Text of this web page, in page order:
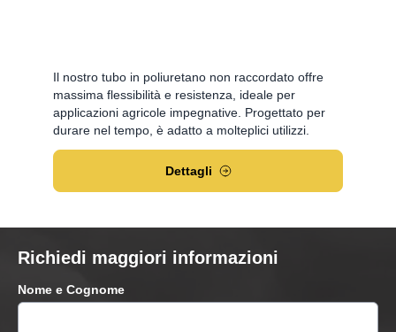
Il nostro tubo in poliuretano non raccordato offre
massima flessibilità e resistenza, ideale per
applicazioni agricole impegnative. Progettato per
durare nel tempo, è adatto a molteplici utilizzi.
Dettagli
Richiedi maggiori informazioni
Nome e Cognome